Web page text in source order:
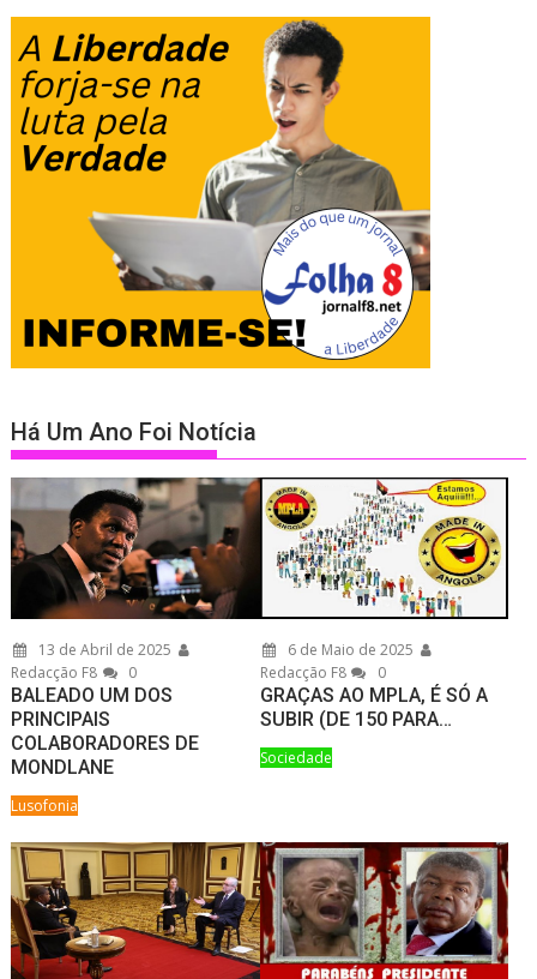
Há Um Ano Foi Notícia
13 de Abril de 2025
Redacção F8
0
BALEADO UM DOS
PRINCIPAIS
COLABORADORES DE
MONDLANE
Lusofonia
6 de Maio de 2025
Redacção F8
0
GRAÇAS AO MPLA, É SÓ A
SUBIR (DE 150 PARA…
Sociedade